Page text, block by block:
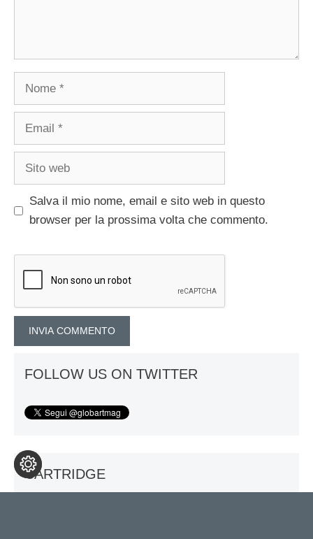
Nome
Email
Sito
Salva il mio nome, email e sito web in questo
browser per la prossima volta che commento.
FOLLOW US ON TWITTER
CARTRIDGE